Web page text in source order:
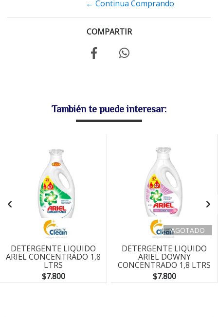
← Continua Comprando
COMPARTIR
También te puede interesar:
DETERGENTE LIQUIDO
ARIEL CONCENTRADO 1,8
LTRS
$7.800
AGOTADO
DETERGENTE LIQUIDO
ARIEL DOWNY
CONCENTRADO 1,8 LTRS
$7.800